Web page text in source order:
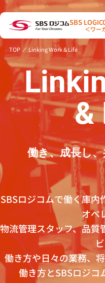
SBS
＜ワー
TOP Linking Work & Life
&
働き、成長し、
SBSロジコムで働く庫内
オペ
物流管理スタッフ、品質
働き方や日々の業務、
働き方とSBSロジコ